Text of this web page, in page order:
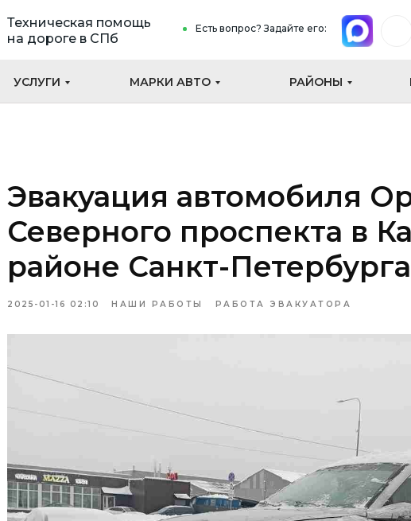
Есть вопрос? Задайте его:
УСЛУГИ МАРКИ АВТО РАЙОНЫ
Техническая помощь
на дороге в СПб
Эвакуация автомобиля
Северного проспекта в
районе Санкт-Петербурга
2025-01-16 02:10 НАШИ РАБОТЫ РАБОТА ЭВАКУАТОРА